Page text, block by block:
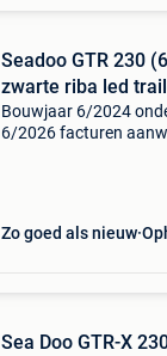
Seadoo GTR 230
zwarte riba led
Bouwjaar 6/2024
6/2026 facturen
Zo goed als nieuw
Sea Doo GTR-X